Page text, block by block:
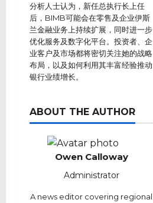
分析人士认为，新任总执行长上任
后，BIMB可能会在零售及企业伊斯
兰金融业务上持续扩展，同时进一步
优化服务及数字化平台。投资者、企
业客户及市场都将密切关注她的战略
布局，以及如何利用其丰富经验推动
银行业绩增长。
ABOUT THE AUTHOR
Owen Calloway
Administrator
A news editor covering regional